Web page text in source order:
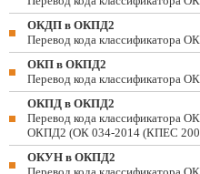
ОКДП в ОКПД2
Перевод кода классификатора
ОКП в ОКПД2
Перевод кода классификатора
ОКПД в ОКПД2
Перевод кода классификатора
ОКПД2 (ОК 034-2014 (КПЕС
ОКУН в ОКПД2